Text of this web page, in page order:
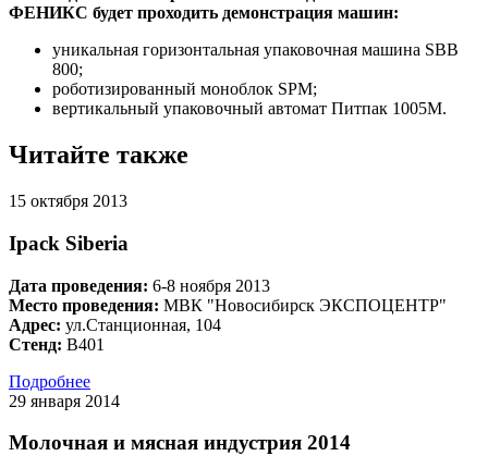
ФЕНИКС будет проходить демонстрация машин:
уникальная горизонтальная упаковочная машина SBB
800;
роботизированный моноблок SPM;
вертикальный упаковочный автомат Питпак 1005М.
Читайте также
15 октября 2013
Ipack Siberia
Дата проведения: 6-8 ноября 2013
Место проведения: МВК "Новосибирск ЭКСПОЦЕНТР"
Адрес: ул.Станционная, 104
Стенд: В401
Подробнее
29 января 2014
Молочная и мясная индустрия 2014